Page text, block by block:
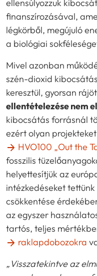
ellensúlyozzuk
finanszírozásával,
légkörből, megújuló
a biológiai
Mivel azonban
szén-dioxid
keresztül, gyorsan
ellentételezése nem
kibocsátás forrásnál
ezért olyan
HVO100 „Out the
fosszilis
helyettesítjük az
intézkedéseket
csökkentése
az egyszer
tartós, teljes
raklapdobozokra
„Visszatekintve az